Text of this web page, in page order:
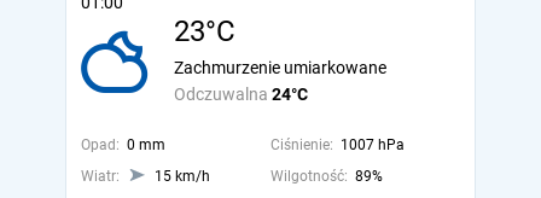
23°C
Odczuwalna 24°C
Zachmurzenie umiarkowane
Opad: 0 mm Ciśnienie: 1007 hPa
Wiatr:
15 km/h Wilgotność: 89%